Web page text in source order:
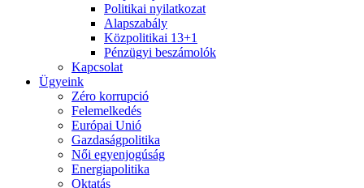
Politikai nyilatkozat
Alapszabály
Közpolitikai 13+1
Pénzügyi beszámolók
Kapcsolat
Ügyeink
Zéro korrupció
Felemelkedés
Európai Unió
Gazdaságpolitika
Női egyenjogúság
Energiapolitika
Oktatás